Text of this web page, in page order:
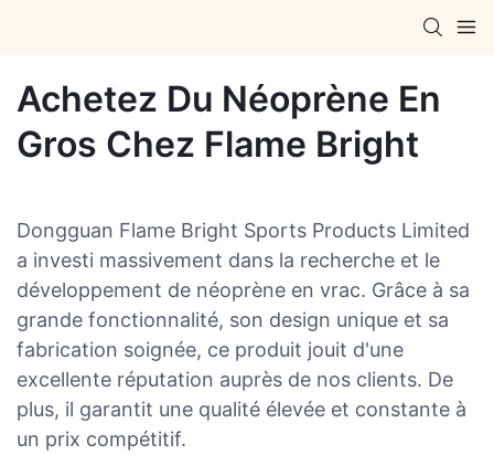
Achetez Du Néoprène En
Gros Chez Flame Bright
Dongguan Flame Bright Sports Products Limited
a investi massivement dans la recherche et le
développement de néoprène en vrac. Grâce à sa
grande fonctionnalité, son design unique et sa
fabrication soignée, ce produit jouit d'une
excellente réputation auprès de nos clients. De
plus, il garantit une qualité élevée et constante à
un prix compétitif.